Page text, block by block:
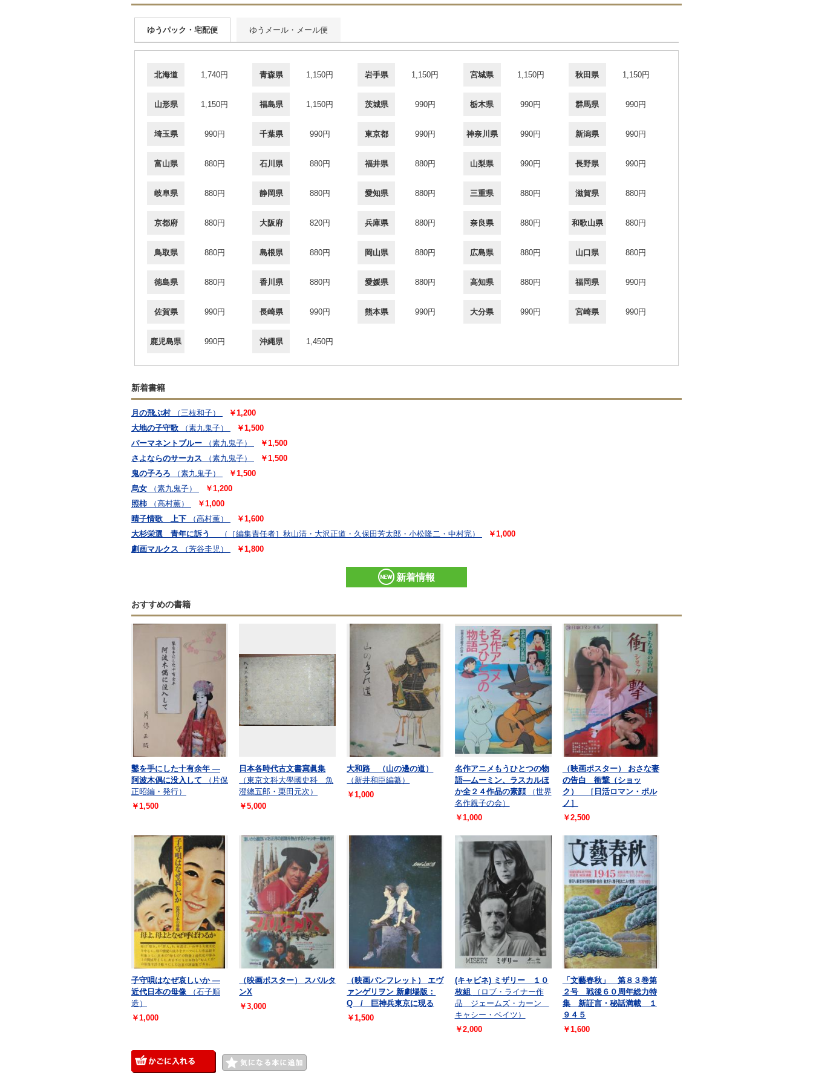
ゆうパック・宅配便 ゆうメール・メール便
北海道 1,740円 青森県 1,150円 岩手県 1,150円 宮城県 1,150円 秋田県 1,150円
山形県 1,150円 福島県 1,150円 茨城県 990円 栃木県 990円 群馬県 990円
埼玉県 990円 千葉県 990円 東京都 990円 神奈川県 990円 新潟県 990円
富山県 880円 石川県 880円 福井県 880円 山梨県 990円 長野県 990円
岐阜県 880円 静岡県 880円 愛知県 880円 三重県 880円 滋賀県 880円
京都府 880円 大阪府 820円 兵庫県 880円 奈良県 880円 和歌山県 880円
鳥取県 880円 島根県 880円 岡山県 880円 広島県 880円 山口県 880円
徳島県 880円 香川県 880円 愛媛県 880円 高知県 880円 福岡県 990円
佐賀県 990円 長崎県 990円 熊本県 990円 大分県 990円 宮崎県 990円
鹿児島県 990円 沖縄県 1,450円
新着書籍
月の飛ぶ村 （三枝和子）
￥1,200
大地の子守歌
（素九鬼子）
￥1,500
パーマネントブルー
（素九鬼子）
￥1,500
さよならのサーカス
（素九鬼子）
￥1,500
鬼の子ろろ
（素九鬼子）
￥1,500
烏女
（素九鬼子）
￥1,200
照柿
（高村薫）
￥1,000
晴子情歌 上下
（高村薫）
￥1,600
大杉栄選 青年に訴う
（［編集責任者］秋山清・大沢正道・久保田芳太郎・小松隆二・中村完）
￥1,000
劇画マルクス
（芳谷圭児） ￥1,800
新着情報
おすすめの書籍
鑿を手にした十有余年 ―
阿波木偶に没入して
（片保
正昭編・発行）
￥1,500
日本各時代古文書寫眞集
（東京文科大學國史科 魚
澄總五郎・栗田元次）
￥5,000
大和路 （山の邊の道）
（新井和臣編纂）
￥1,000
名作アニメもうひとつの物
語—ムーミン、ラスカルほ
か全２４作品の素顔
（世界
名作親子の会）
￥1,000
（映画ポスター） おさな妻
の告白 衝撃（ショッ
ク） ［日活ロマン・ポル
ノ］
￥2,500
子守唄はなぜ哀しいか ―
近代日本の母像
（石子順
造）
￥1,000
（映画ポスター） スパルタ
ンX
￥3,000
（映画パンフレット） エヴ
ァンゲリヲン 新劇場版：
Q / 巨神兵東京に現る
￥1,500
(キャビネ) ミザリー １０
枚組
（ロブ・ライナー作
品 ジェームズ・カーン
キャシー・ベイツ）
￥2,000
「文藝春秋」 第８３巻第
２号 戦後６０周年総力特
集 新証言・秘話満載 １
９４５
￥1,600